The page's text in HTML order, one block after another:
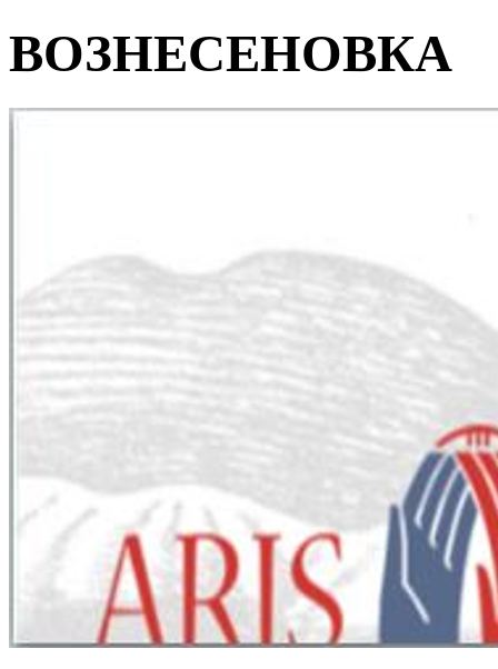
ВОЗНЕСЕНОВКА